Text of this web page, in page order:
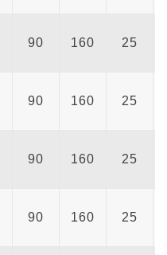
90 160 25
90 160 25
90 160 25
90 160 25